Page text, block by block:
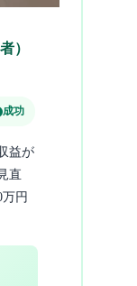
）
成功
益が
直
円